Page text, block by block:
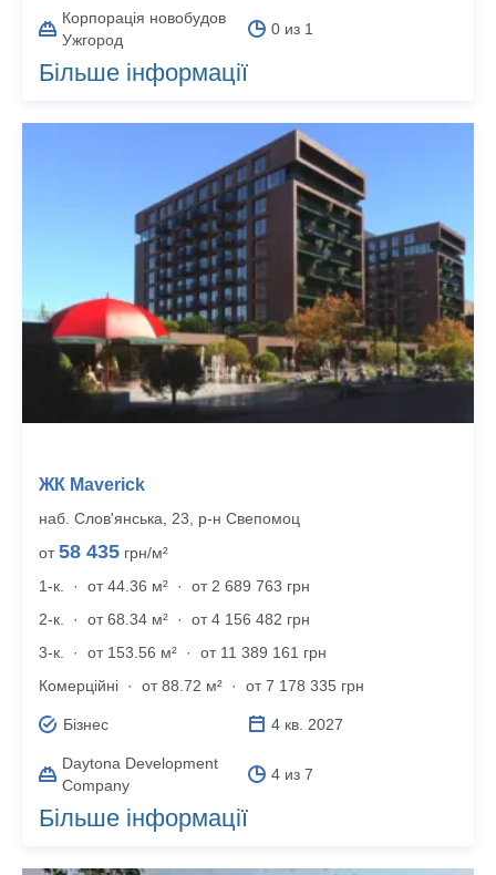
Корпорація новобудов
Ужгород
0 из 1
Більше інформації
ЖК Maverick
наб. Слов'янська, 23, р‑н Свепомоц
от58 435 грн/м²
1-к.
· от 44.36 м² ·
от 2 689 763 грн
2-к.
· от 68.34 м² ·
от 4 156 482 грн
3-к.
· от 153.56 м² ·
от 11 389 161 грн
Комерційні · от 88.72 м² · от 7 178 335 грн
Бізнес 4 кв. 2027
Daytona Development
Company
4 из 7
Більше інформації